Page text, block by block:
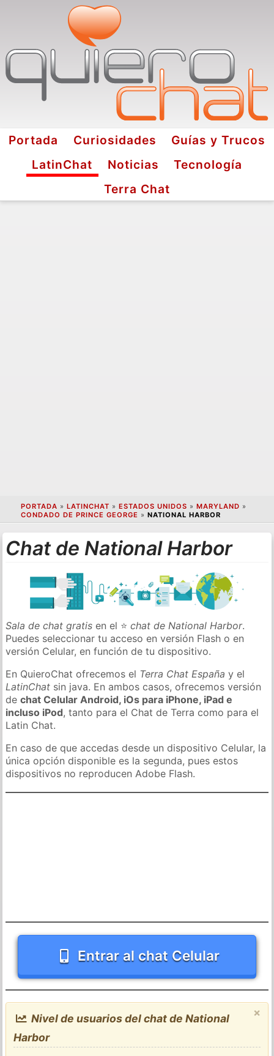
Portada Curiosidades
Guías y Trucos
LatinChat
Noticias
Tecnología
Terra Chat
PORTADA » LATINCHAT » ESTADOS UNIDOS » MARYLAND »
CONDADO DE PRINCE GEORGE » NATIONAL HARBOR
Chat de National Harbor
Sala de chat gratis en el ⭐chat de National Harbor.
Puedes seleccionar tu acceso en versión Flash o en
versión Celular, en función de tu dispositivo.
En QuieroChat ofrecemos el Terra Chat España y el
LatinChat sin java. En ambos casos, ofrecemos versión
dechat Celular Android, iOs para iPhone, iPad e
incluso iPod, tanto para el Chat de Terra como para el
Latin Chat.
En caso de que accedas desde un dispositivo Celular, la
única opción disponible es la segunda, pues estos
dispositivos no reproducen Adobe Flash.
Entrar al chat Celular
×
Nivel de usuarios del chat de National
Harbor